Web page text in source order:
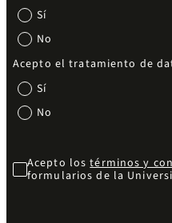
Sí
No
Acepto el tratamiento de
Sí
No
Acepto lostérminos y
formularios de la